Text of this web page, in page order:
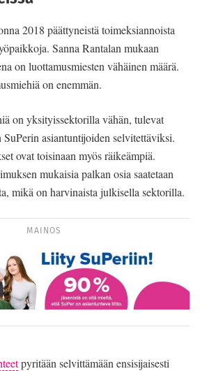
2018 päättyneistä toimeksiannoista
Sanna Rantalan mukaan
on luottamusmiesten vähäinen määrä.
on enemmän.
on yksityissektorilla vähän, tulevat
SuPerin asiantuntijoiden selvitettäviksi.
ovat toisinaan myös räikeämpiä.
mukaisia palkan osia saatetaan
mikä on harvinaista julkisella sektorilla.
MAINOS
pyritään selvittämään ensisijaisesti